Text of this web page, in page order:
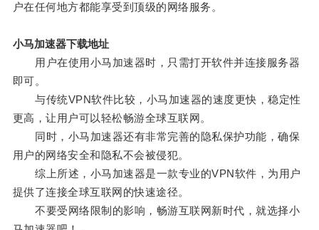
户在任何地方都能享受到顶级的网络服务。
小马加速器下载地址
用户在使用小马加速器时，只需打开软件并连接服务器
即可。
与传统VPN软件比较，小马加速器的速度更快，稳定性
更高，让用户可以轻松畅游全球互联网。
同时，小马加速器还有非常完善的隐私保护功能，确保
用户的网络安全和隐私不会被侵犯。
综上所述，小马加速器是一款专业的VPN软件，为用户
提供了连接全球互联网的快速途径。
不要受网络限制的影响，畅游互联网新时代，就选择小